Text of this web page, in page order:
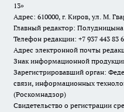
13»
Адрес: 610000, г. Киров, ул. М.
Главный редактор:
Телефон редакции: +7 937 443 83
Адрес электронной почты
Знак информационной
Зарегистрировавший орган:
связи, информационных
(Роскомнадзор)
Свидетельство о регистрации